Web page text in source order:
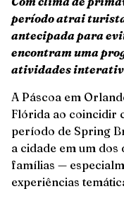
período atrai
antecipada para
encontram uma
atividades
A Páscoa em
Flórida ao coincidir
período de Spring
a cidade em um
famílias —
experiências